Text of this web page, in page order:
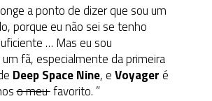
a ponto de dizer que sou um
porque eu não sei se tenho
… Mas eu sou
fã, especialmente da primeira
Deep Space Nine, eVoyageré
o meufavorito. ”